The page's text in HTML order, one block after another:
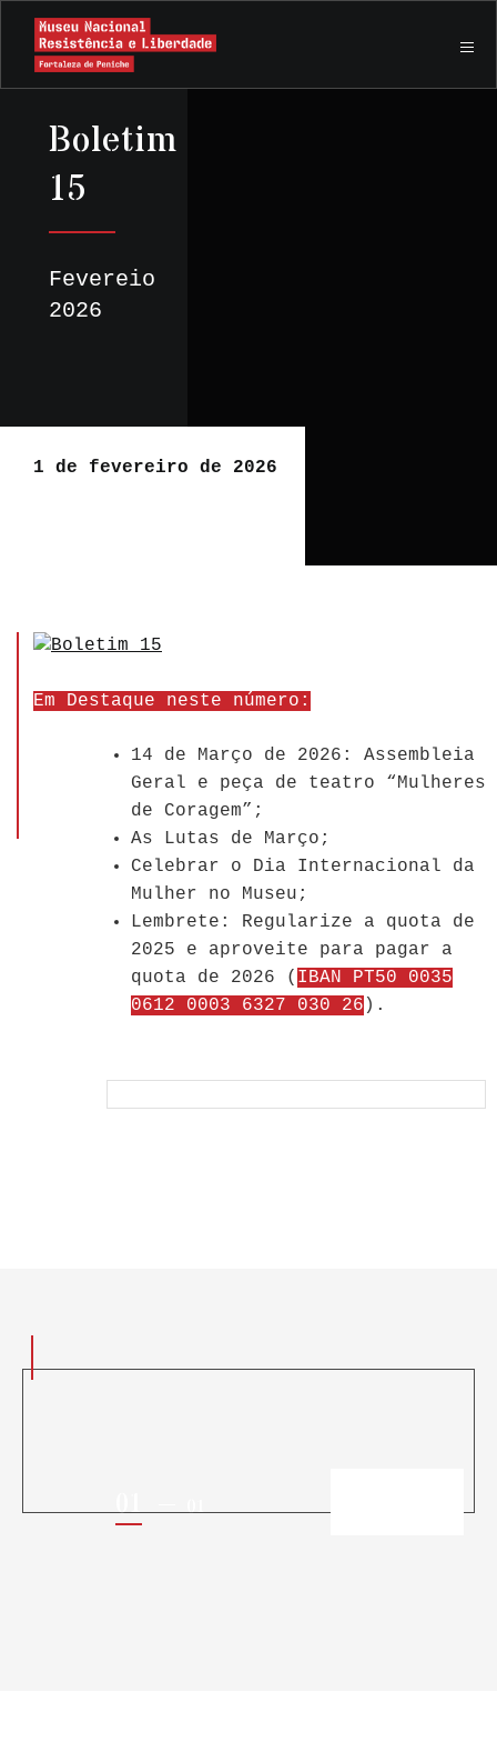
Boletim
15
Fevereio
2026
1 de fevereiro de 2026
Em Destaque neste número:
14 de Março de 2026: Assembleia
Geral e peça de teatro “Mulheres
de Coragem”;
As Lutas de Março;
Celebrar o Dia Internacional da
Mulher no Museu;
Lembrete: Regularize a quota de
2025 e aproveite para pagar a
quota de 2026 ( IBAN PT50 0035
0612 0003 6327 030 26 ).
01 01